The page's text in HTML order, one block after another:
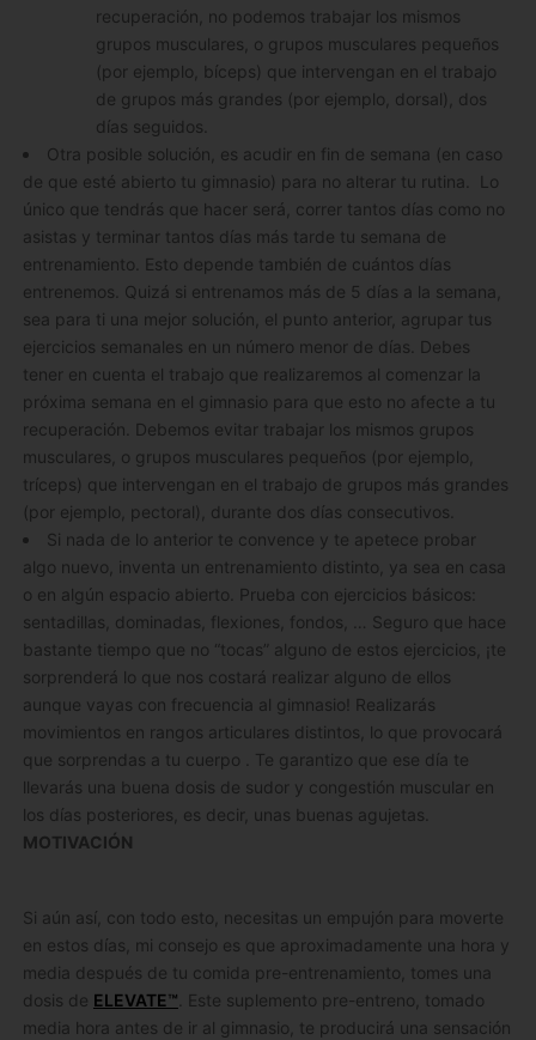
recuperación, no podemos trabajar los mismos
grupos musculares, o grupos musculares pequeños
(por ejemplo, bíceps) que intervengan en el trabajo
de grupos más grandes (por ejemplo, dorsal), dos
días seguidos.
Otra posible solución, es acudir en fin de semana (en caso
de que esté abierto tu gimnasio) para no alterar tu rutina. Lo
único que tendrás que hacer será, correr tantos días como no
asistas y terminar tantos días más tarde tu semana de
entrenamiento. Esto depende también de cuántos días
entrenemos. Quizá si entrenamos más de 5 días a la semana,
sea para ti una mejor solución, el punto anterior, agrupar tus
ejercicios semanales en un número menor de días. Debes
tener en cuenta el trabajo que realizaremos al comenzar la
próxima semana en el gimnasio para que esto no afecte a tu
recuperación. Debemos evitar trabajar los mismos grupos
musculares, o grupos musculares pequeños (por ejemplo,
tríceps) que intervengan en el trabajo de grupos más grandes
(por ejemplo, pectoral), durante dos días consecutivos.
Si nada de lo anterior te convence y te apetece probar
algo nuevo, inventa un entrenamiento distinto, ya sea en casa
o en algún espacio abierto. Prueba con ejercicios básicos:
sentadillas, dominadas, flexiones, fondos, … Seguro que hace
bastante tiempo que no “tocas” alguno de estos ejercicios, ¡te
sorprenderá lo que nos costará realizar alguno de ellos
aunque vayas con frecuencia al gimnasio! Realizarás
movimientos en rangos articulares distintos, lo que provocará
que sorprendas a tu cuerpo . Te garantizo que ese día te
llevarás una buena dosis de sudor y congestión muscular en
los días posteriores, es decir, unas buenas agujetas.
MOTIVACIÓN
Si aún así, con todo esto, necesitas un empujón para moverte
en estos días, mi consejo es que aproximadamente una hora y
media después de tu comida pre-entrenamiento, tomes una
dosis de ELEVATE™ . Este suplemento pre-entreno, tomado
media hora antes de ir al gimnasio, te producirá una sensación